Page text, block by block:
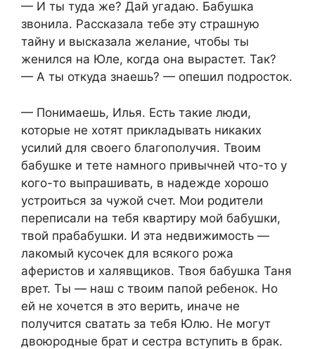
— И ты туда же? Дай угадаю. Бабушка
звонила. Рассказала тебе эту страшную
тайну и высказала желание, чтобы ты
женился на Юле, когда она вырастет. Так?
— А ты откуда знаешь? — опешил подросток.
— Понимаешь, Илья. Есть такие люди,
которые не хотят прикладывать никаких
усилий для своего благополучия. Твоим
бабушке и тете намного привычней что-то у
кого-то выпрашивать, в надежде хорошо
устроиться за чужой счет. Мои родители
переписали на тебя квартиру мой бабушки,
твой прабабушки. И эта недвижимость —
лакомый кусочек для всякого рожа
аферистов и халявщиков. Твоя бабушка Таня
врет. Ты — наш с твоим папой ребенок. Но
ей не хочется в это верить, иначе не
получится сватать за тебя Юлю. Не могут
двоюродные брат и сестра вступить в брак.